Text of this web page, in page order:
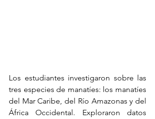
Los estudiantes investigaron sobre las
tres especies de manatíes: los manatíes
del Mar Caribe, del Río Amazonas y del
África Occidental. Exploraron datos